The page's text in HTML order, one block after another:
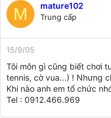
M mature102
Trung cấp
15/9/05
Tôi môn gì cũng biết chơi
tennis, cờ vua...) ! Nhưng
Khi nào anh em tổ chức
Tel : 0912.466.969